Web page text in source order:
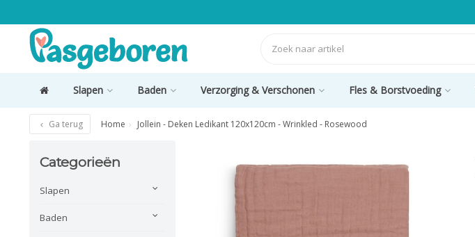
Slapen Baden Verzorging & Verschonen Fles & Borstvoeding
Ga terug Home Jollein - Deken Ledikant 120x120cm - Wrinkled - Rosewood
Categorieën
Slapen
Baden